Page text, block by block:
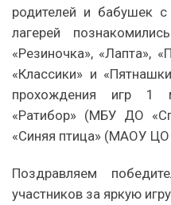
родителей и бабушек
лагерей
«Резиночка», «Лапта»,
«Классики» и
прохождения игр 1
«Ратибор» (МБУ ДО
«Синяя птица» (МАОУ
Поздравляем
участников за яркую